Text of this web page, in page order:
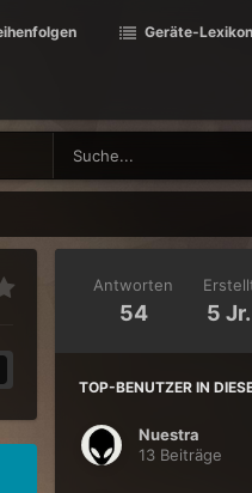
Geräte-Lexikon
Antworten
54 5 Jr.
TOP-BENUTZER IN
Nuestra
13 Beiträge